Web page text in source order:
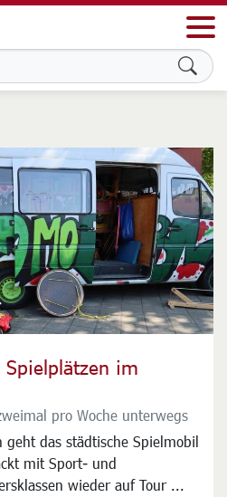
im
pro Woche unterwegs
das städtische Spielmobil
mit Sport- und
wieder auf Tour ...
machen
an privaten Betreiber
und freitags auf dem
Jahrzehnten ein beliebter
Faktor der
Kunden anzieht ...